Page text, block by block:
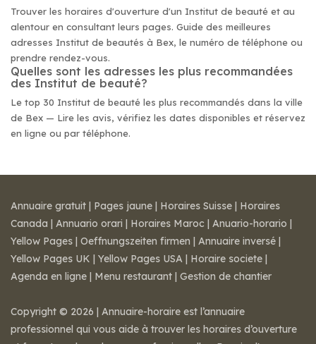
Trouver les horaires d'ouverture d'un Institut de beauté et au
alentour en consultant leurs pages. Guide des meilleures
adresses Institut de beautés à Bex, le numéro de téléphone ou
prendre rendez-vous.
Quelles sont les adresses les plus recommandées
des Institut de beauté?
Le top 30 Institut de beauté les plus recommandés dans la ville
de Bex — Lire les avis, vérifiez les dates disponibles et réservez
en ligne ou par téléphone.
Annuaire gratuit | Pages jaune | Horaires Suisse | Horaires
Canada | Annuario orari | Horaires Maroc | Anuario-horario |
Yellow Pages | Oeffnungszeiten firmen | Annuaire inversé |
Yellow Pages UK | Yellow Pages USA | Horaire societe |
Agenda en ligne | Menu restaurant | Gestion de chantier
Copyright © 2026 | Annuaire-horaire est l’annuaire
professionnel qui vous aide à trouver les horaires d’ouverture